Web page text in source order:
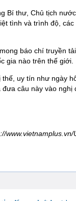
Bí thư, Chủ tịch
tình và trình độ,
báo chí truyền
gia nào trên thế giới.
uy tín như ngày
câu này vào nghị